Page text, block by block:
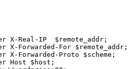
X-Real-IP  $remote_addr;
X-Forwarded-For $remote_addr;
X-Forwarded-Proto $scheme;
Host $host;